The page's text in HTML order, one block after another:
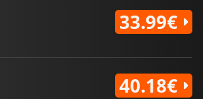
33.99€
40.18€